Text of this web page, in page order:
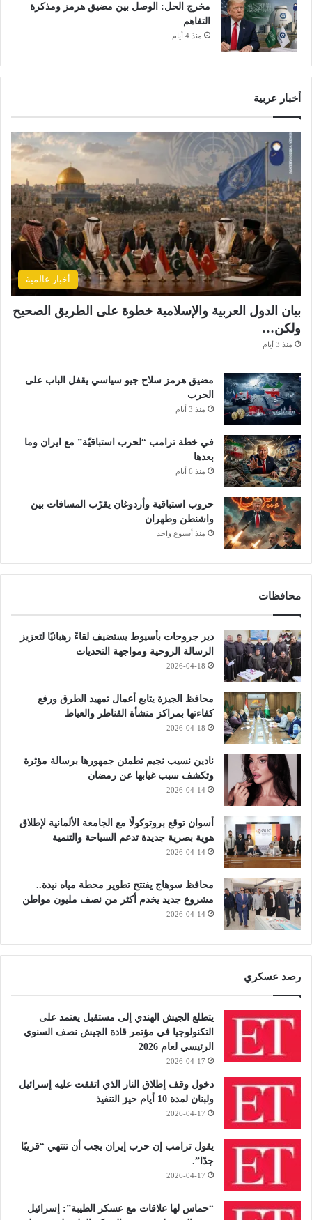
مخرج الحل: الوصل بين مضيق هرمز ومذكرة
التفاهم
منذ 4 أيام
أخبار عربية
أخبار عالمية
بيان الدول العربية والإسلامية خطوة على الطريق الصحيح
ولكن…
منذ 3 أيام
مضيق هرمز سلاح جيو سياسي يقفل الباب على
الحرب
منذ 3 أيام
في خطة ترامب “لحرب استباقيّة” مع ايران وما
بعدها
منذ 6 أيام
حروب استباقية وأردوغان يقرّب المسافات بين
واشنطن وطهران
منذ أسبوع واحد
محافظات
دير جروحات بأسيوط يستضيف لقاءً رهبانيًا لتعزيز
الرسالة الروحية ومواجهة التحديات
2026-04-18
محافظ الجيزة يتابع أعمال تمهيد الطرق ورفع
كفاءتها بمراكز منشأة القناطر والعياط
2026-04-18
نادين نسيب نجيم تطمئن جمهورها برسالة مؤثرة
وتكشف سبب غيابها عن رمضان
2026-04-14
أسوان توقع بروتوكولًا مع الجامعة الألمانية لإطلاق
هوية بصرية جديدة تدعم السياحة والتنمية
2026-04-14
محافظ سوهاج يفتتح تطوير محطة مياه نيدة..
مشروع جديد يخدم أكثر من نصف مليون مواطن
2026-04-14
رصد عسكري
يتطلع الجيش الهندي إلى مستقبل يعتمد على
التكنولوجيا في مؤتمر قادة الجيش نصف السنوي
الرئيسي لعام 2026
2026-04-17
دخول وقف إطلاق النار الذي اتفقت عليه إسرائيل
ولبنان لمدة 10 أيام حيز التنفيذ
2026-04-17
يقول ترامب إن حرب إيران يجب أن تنتهي “قريبًا
جدًا”.
2026-04-17
“حماس لها علاقات مع عسكر الطيبة”: إسرائيل